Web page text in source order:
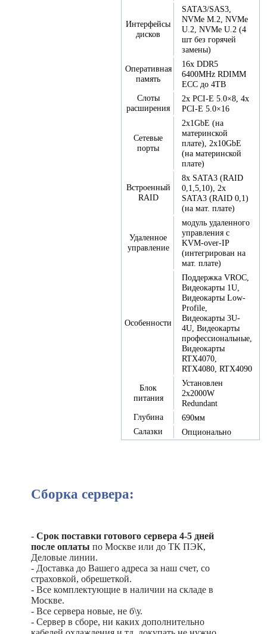
Интерфейсы
дисков
SATA3/SAS3,
NVMe M.2, NVMe
U.2, NVMe U.2 (4
шт без горячей
замены)
Оперативная
память
16x DDR5
6400MHz RDIMM
ECC до 4TB
Слоты
расширения
2x PCI-E 5.0×8, 4x
PCI-E 5.0×16
Сетевые
порты
2x1GbE (на
материнской
плате), 2x10GbE
(на материнской
плате)
Встроенный
RAID
8x SATA3 (RAID
0,1,5,10), 2x
SATA3 (RAID 0,1)
(на мат. плате)
Удаленное
управление
модуль удаленного
управления с
KVM-over-IP
(интегрирован на
мат. плате)
Особенности
Поддержка VROC,
Видеокарты 1U,
Видеокарты Low-
Profile,
Видеокарты 3U-
4U, Видеокарты
профессиональные,
Видеокарты
RTX4070,
RTX4080, RTX4090
Блок
питания
Установлен
2х2000W
Redundant
Глубина
690мм
Салазки
Опционально
Сборка сервера:
-Срок поставки готового сервера 4-5 дней
после оплаты по Москве или до ТК ПЭК,
Деловые линии.
- Доставка до Вашего адреса за наш счет, со
страховкой, обрешеткой.
- Все комплектующие в наличии на складе в
Москве.
- Все сервера новые, не б\у.
- Сервер в сборе, ни каких дополнительно